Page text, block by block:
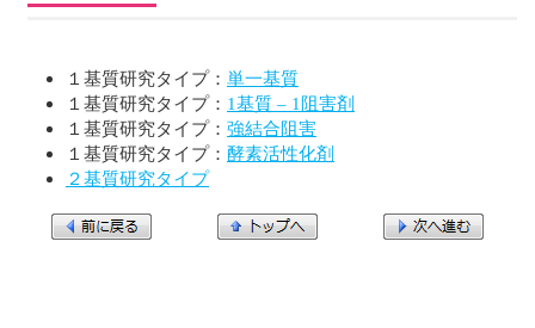
１基質研究タイプ： 単一基質
１基質研究タイプ： 1基質 – 1阻害剤
１基質研究タイプ： 強結合阻害
１基質研究タイプ： 酵素活性化剤
２基質研究タイプ